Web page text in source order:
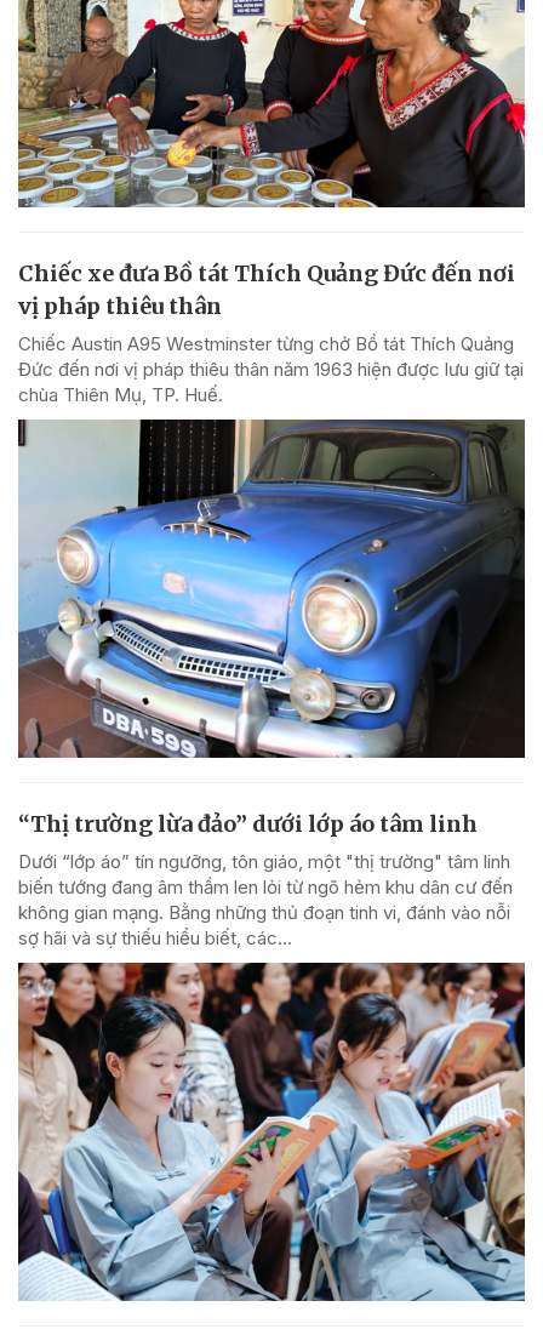
Chiếc xe đưa Bồ tát Thích Quảng Đức đến nơi
vị pháp thiêu thân
Chiếc Austin A95 Westminster từng chở Bồ tát Thích Quảng
Đức đến nơi vị pháp thiêu thân năm 1963 hiện được lưu giữ tại
chùa Thiên Mụ, TP. Huế.
“Thị trường lừa đảo” dưới lớp áo tâm linh
Dưới “lớp áo” tín ngưỡng, tôn giáo, một "thị trường" tâm linh
biến tướng đang âm thầm len lỏi từ ngõ hẻm khu dân cư đến
không gian mạng. Bằng những thủ đoạn tinh vi, đánh vào nỗi
sợ hãi và sự thiếu hiểu biết, các...